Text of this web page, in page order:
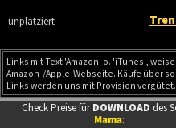
unplatziert
Links mit Text 'Amazon' o. 'iTunes',
Amazon-/Apple-Webseite. Käufe über
Links werden uns mit Provision vergütet.
Check Preise fürDOWNLOAD des
Mama: